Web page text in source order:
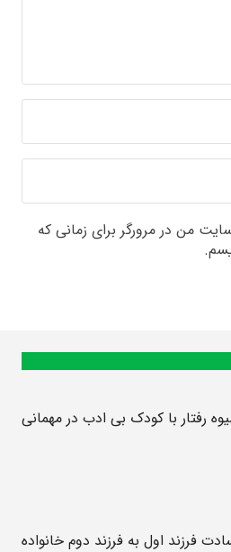
من در مرورگر برای زمانی که
رفتار با کودک بی ادب در مهمانی
فرزند اول به فرزند دوم خانواده